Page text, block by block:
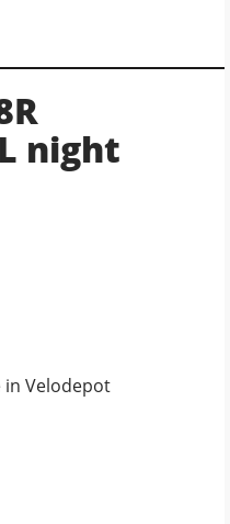
night
in Velodepot